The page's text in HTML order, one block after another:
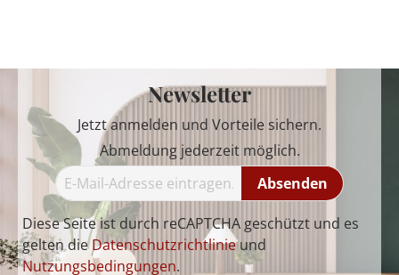
Newsletter
Jetzt anmelden und Vorteile sichern.
Abmeldung jederzeit möglich.
Absenden
Diese Seite ist durch reCAPTCHA geschützt und es
gelten dieDatenschutzrichtlinieund
Nutzungsbedingungen.